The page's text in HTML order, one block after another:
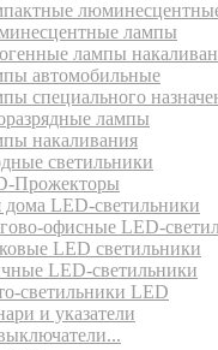
лампы
лампы
автомобильные
специального
лампы
накаливания
светильники
Прожекторы
дома LED-светильники
офисные LED-
LED светильники
LED-светильники
светильники LED
и указатели